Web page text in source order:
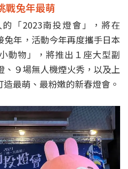
戰兔年最萌
「2023南投燈會」，將在
兔年，活動今年再度攜手日本
動物」，將推出１座大型副
、９場無人機煙火秀，以及上
最萌、最粉嫩的新春燈會。